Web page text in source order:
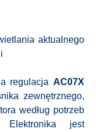
aktualnego
regulacja AC07X
zewnętrznego,
według potrzeb
jest